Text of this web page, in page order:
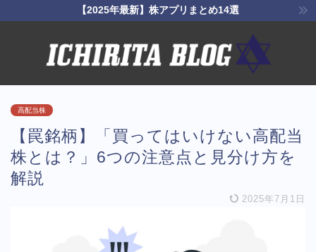
【2025年最新】株アプリまとめ14選
高配当株
【罠銘柄】「買ってはいけない高配当
株とは？」6つの注意点と見分け方を
解説
2025年7月1日